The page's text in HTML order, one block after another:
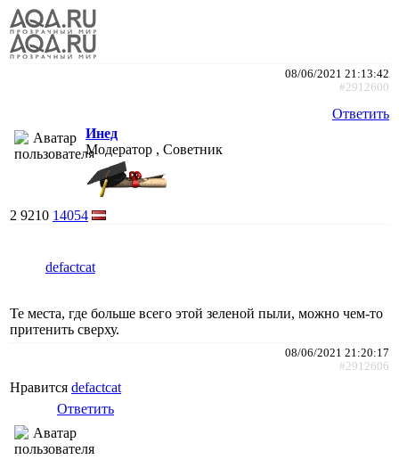
08/06/2021 21:13:42
#2912600
Ответить
Инед
Модератор , Советник
2 9210 14054
defactcat
Те места, где больше всего этой зеленой пыли, можно чем-то
притенить сверху.
08/06/2021 21:20:17
#2912606
Нравится defactcat
Ответить